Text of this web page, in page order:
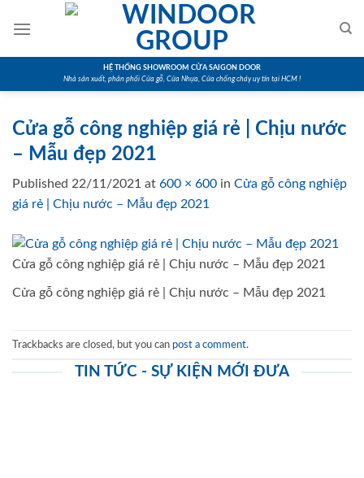
HỆ THỐNG SHOWROOM CỬA SAIGON DOOR
Nhà sản xuất, phân phối Cửa gỗ, Cửa Nhựa, Cửa chống cháy uy tín tại HCM !
Cửa gỗ công nghiệp giá rẻ | Chịu nước
– Mẫu đẹp 2021
Published 22/11/2021 at 600 × 600 in Cửa gỗ công nghiệp
giá rẻ | Chịu nước – Mẫu đẹp 2021
Cửa gỗ công nghiệp giá rẻ | Chịu nước – Mẫu đẹp 2021
Cửa gỗ công nghiệp giá rẻ | Chịu nước – Mẫu đẹp 2021
Trackbacks are closed, but you can post a comment.
TIN TỨC - SỰ KIỆN MỚI ĐƯA